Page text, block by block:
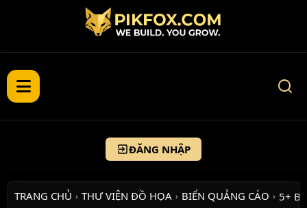
ĐĂNG NHẬP
TRANG CHỦ › THƯ VIỆN ĐỒ HỌA › BIỂN QUẢNG CÁO › 5+